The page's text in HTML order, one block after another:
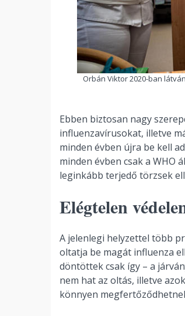
Orbán Viktor 2020-ban
Ebben biztosan nagy
influenzavírusokat, illetve
minden évben újra be kell
minden évben csak a WHO
leginkább terjedő törzsek
Elégtelen
A jelenlegi helyzettel több
oltatja be magát influenza
döntöttek csak így – a
nem hat az oltás, illetve
könnyen